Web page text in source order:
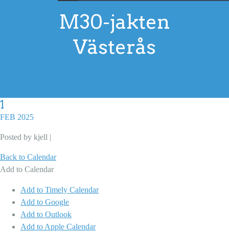
M30-jakten
Västerås
1
FEB 2025
Posted by kjell |
Back to Calendar
Add to Calendar
Add to Timely Calendar
Add to Google
Add to Outlook
Add to Apple Calendar